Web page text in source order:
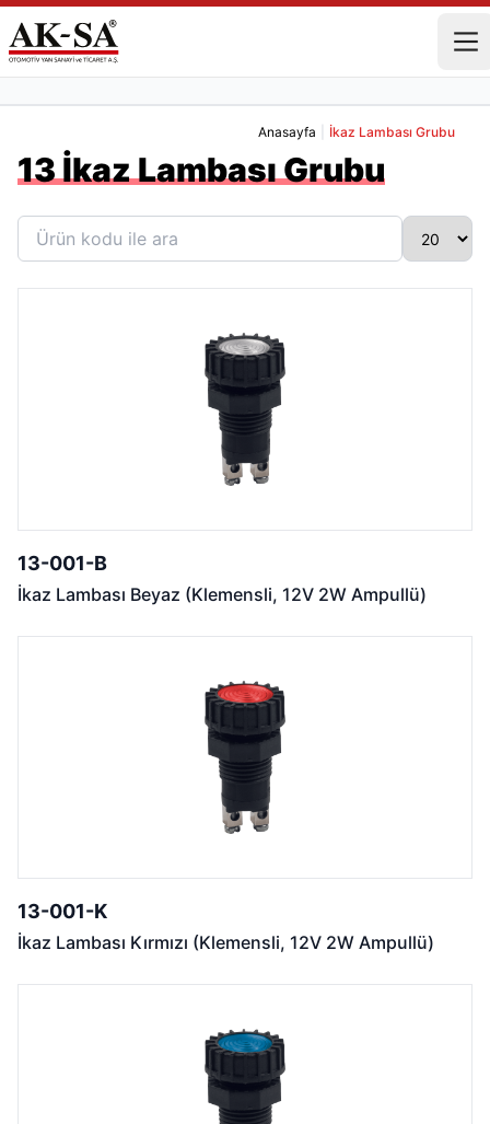
Anasayfa İkaz Lambası Grubu
13 İkaz Lambası Grubu
13-001-B
İkaz Lambası Beyaz (Klemensli, 12V 2W Ampullü)
13-001-K
İkaz Lambası Kırmızı (Klemensli, 12V 2W Ampullü)